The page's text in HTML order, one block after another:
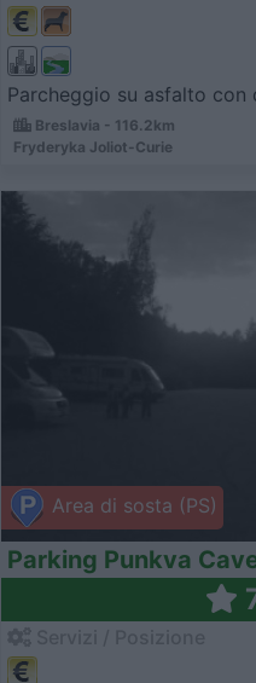
Parcheggio su asfalto con
Breslavia - 116.2km
Fryderyka Joliot-Curie
Area di sosta (PS)
Parking Punkva